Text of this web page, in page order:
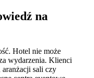
na
Hotel nie może
wydarzenia. Klienci
sali czy